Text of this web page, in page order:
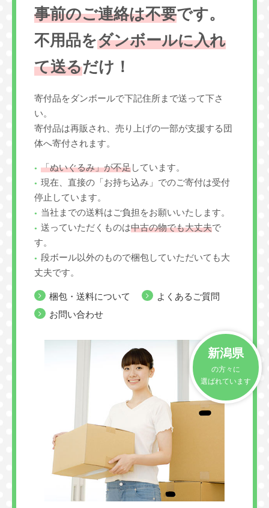
事前のご連絡は不要です。
不用品をダンボールに入れ
て送るだけ！
寄付品をダンボールで下記住所まで送って下さ
い。
寄付品は再販され、売り上げの一部が支援する団
体へ寄付されます。
「ぬいぐるみ」が不足しています。
現在、直接の「お持ち込み」でのご寄付は受付
停止しています。
当社までの送料はご負担をお願いいたします。
送っていただくものは中古の物でも大丈夫で
す。
段ボール以外のもので梱包していただいても大
丈夫です。
梱包・送料について
よくあるご質問
お問い合わせ
新潟県
の方々に
選ばれています